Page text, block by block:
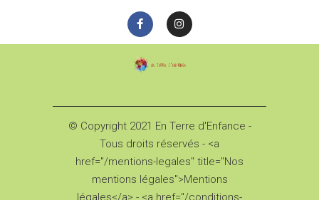
© Copyright 2021 En Terre d'Enfance -
Tous droits réservés - <a
href="/mentions-legales" title="Nos
mentions légales">Mentions